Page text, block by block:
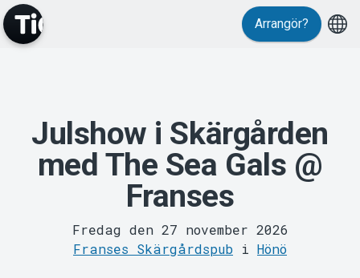
Evenemang
MyTickster
Arrangör?
Julshow i Skärgården
med The Sea Gals @
Franses
Fredag den 27 november 2026
Franses Skärgårdspub i Hönö